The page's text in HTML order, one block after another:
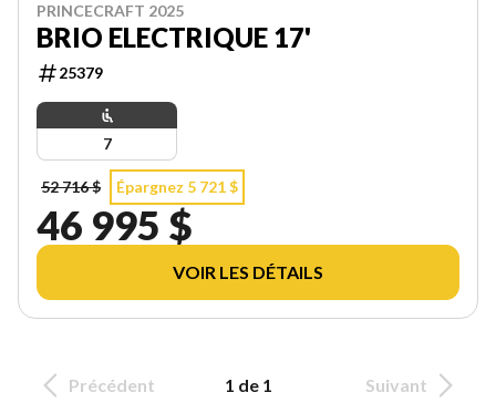
PRINCECRAFT 2025
BRIO ELECTRIQUE 17'
25379
7
52 716 $ Épargnez 5 721 $
46 995 $
VOIR LES DÉTAILS
Précédent 1 de 1 Suivant